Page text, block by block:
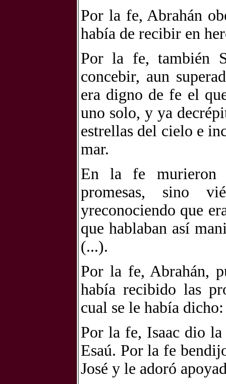
Por la fe, Abrahán
había de recibir en
Por la fe, también
concebir, aun
era digno de fe el
uno solo, y ya
estrellas del cielo e
mar.
En la fe murieron
promesas, sino
yreconociendo que
que hablaban así
(...).
Por la fe, Abrahán,
había recibido las
cual se le había
Por la fe, Isaac dio
Esaú. Por la fe
José y le adoró